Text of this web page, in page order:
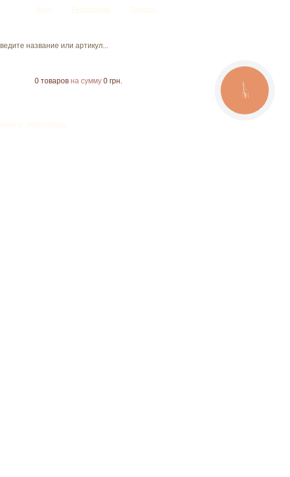
Вход Регистрация Помощь
0 товаров на сумму 0 грн.
аксессуары
CALL
BUTTON